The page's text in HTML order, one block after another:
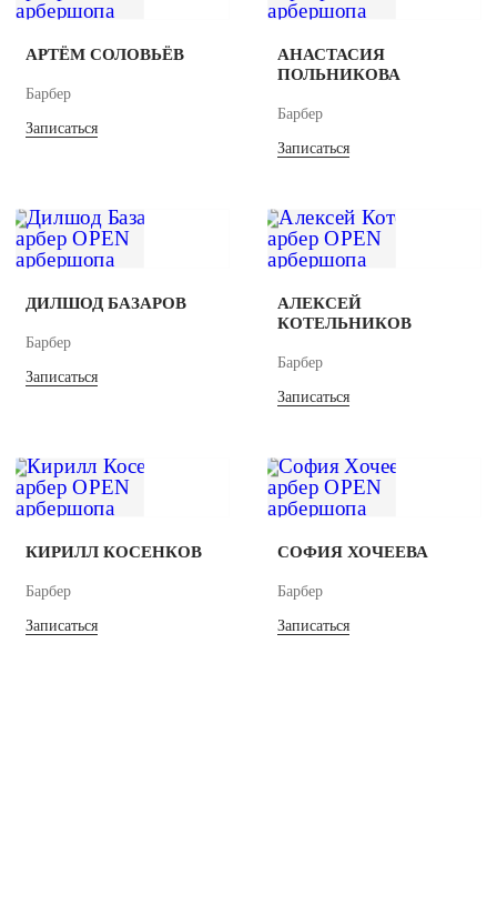
АРТЁМ СОЛОВЬЁВ
Барбер
Записаться
АНАСТАСИЯ
ПОЛЬНИКОВА
Барбер
Записаться
ДИЛШОД БАЗАРОВ
Барбер
Записаться
АЛЕКСЕЙ
КОТЕЛЬНИКОВ
Барбер
Записаться
КИРИЛЛ КОСЕНКОВ
Барбер
Записаться
СОФИЯ ХОЧЕЕВА
Барбер
Записаться